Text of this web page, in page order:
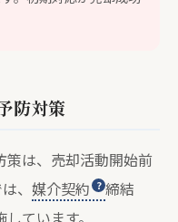
防対策
策は、売却活動開始前
、 媒介契約
締結
ています。